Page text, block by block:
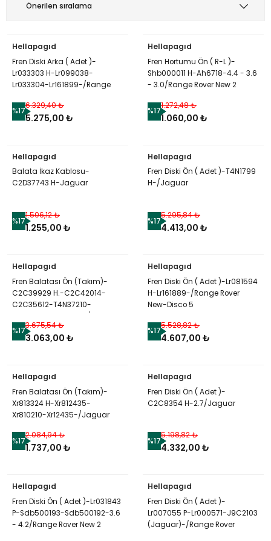
Hellapagıd
Fren Diski Arka ( Adet )-
Lr033303 H-Lr099038-
Lr033304-Lr161899-/Range
%17
6.329,40 ₺
5.275,00 ₺
Hellapagıd
Fren Hortumu Ön ( R-L )-
Shb000011 H-Ah6718-4.4 - 3.6
- 3.0/Range Rover New 2
%17
1.272,48 ₺
1.060,00 ₺
Hellapagıd
Balata İkaz Kablosu-
C2D37743 H-Jaguar
%17
1.506,12 ₺
1.255,00 ₺
Hellapagıd
Fren Diski Ön ( Adet )-T4N1799
H-/Jaguar
%17
5.295,84 ₺
4.413,00 ₺
Hellapagıd
Fren Balatası Ön (Takım)-
C2C39929 H.-C2C42014-
C2C35612-T4N37210-
%17
3.675,54 ₺
3.063,00 ₺
Hellapagıd
Fren Diski Ön ( Adet )-Lr081594
H-Lr161889-/Range Rover
New-Disco 5
%17
5.528,82 ₺
4.607,00 ₺
Hellapagıd
Fren Balatası Ön (Takım)-
Xr813324 H-Xr812435-
Xr810210-Xr12435-/Jaguar
%17
2.084,94 ₺
1.737,00 ₺
Hellapagıd
Fren Diski Ön ( Adet )-
C2C8354 H-2.7/Jaguar
%17
5.198,82 ₺
4.332,00 ₺
Hellapagıd
Fren Diski Ön ( Adet )-Lr031843
P-Sdb500193-Sdb500192-3.6
- 4.2/Range Rover New 2
Hellapagıd
Fren Diski Ön ( Adet )-
Lr007055 P-Lr000571-J9C2103
(Jaguar)-/Range Rover